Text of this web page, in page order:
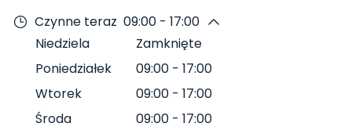
Czynne teraz 09:00 - 17:00
Niedziela
Zamknięte
Poniedziałek
09:00 - 17:00
Wtorek
09:00 - 17:00
Środa
09:00 - 17:00